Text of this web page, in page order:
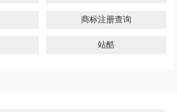
商标注册查询
站酷